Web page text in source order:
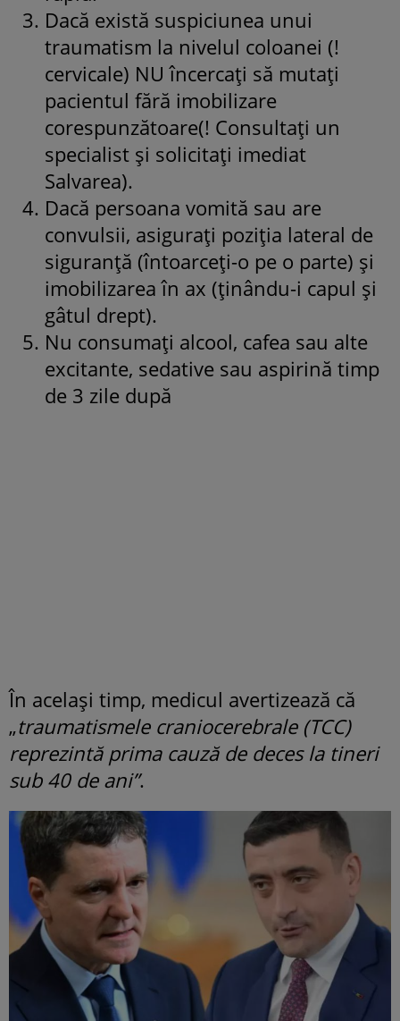
Dacă există suspiciunea unui
traumatism la nivelul coloanei (!
cervicale) NU încercați să mutați
pacientul fără imobilizare
corespunzătoare(! Consultați un
specialist și solicitați imediat
Salvarea).
Dacă persoana vomită sau are
convulsii, asigurați poziția lateral de
siguranță (întoarceți-o pe o parte) și
imobilizarea în ax (ținându-i capul și
gâtul drept).
Nu consumați alcool, cafea sau alte
excitante, sedative sau aspirină timp
de 3 zile după
În același timp, medicul avertizează că
„traumatismele craniocerebrale (TCC)
reprezintă prima cauză de deces la tineri
sub 40 de ani”.